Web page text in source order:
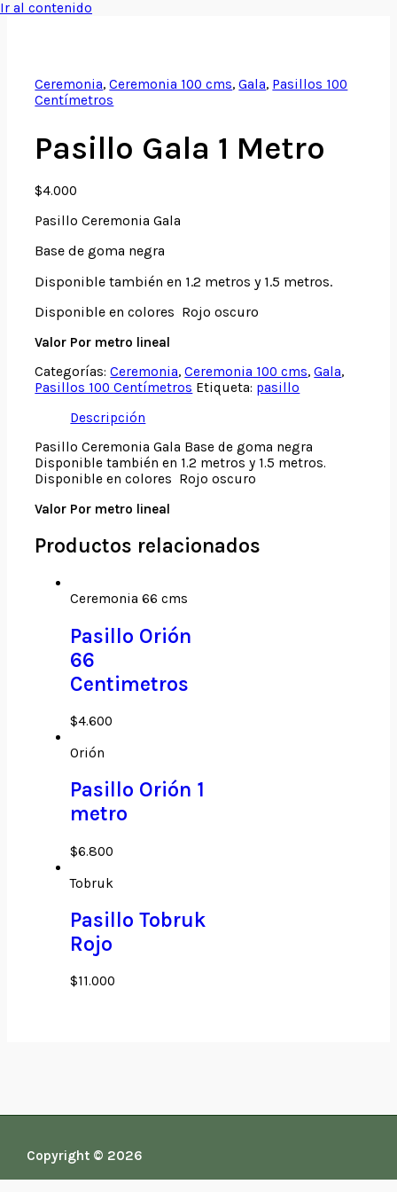
Ir al contenido
Ceremonia,Ceremonia 100 cms,Gala, Pasillos 100
Centímetros
Pasillo Gala 1 Metro
$4.000
Pasillo Ceremonia Gala
Base de goma negra
Disponible también en 1.2 metros y 1.5 metros.
Disponible en colores Rojo oscuro
Valor Por metro lineal
Categorías:Ceremonia,Ceremonia 100 cms,Gala,
Pasillos 100 Centímetros Etiqueta: pasillo
Descripción
Pasillo Ceremonia Gala Base de goma negra
Disponible también en 1.2 metros y 1.5 metros.
Disponible en colores Rojo oscuro
Valor Por metro lineal
Productos relacionados
Ceremonia 66 cms
Pasillo Orión
66
Centimetros
$4.600
Orión
Pasillo Orión 1
metro
$6.800
Tobruk
Pasillo Tobruk
Rojo
$11.000
Copyright © 2026